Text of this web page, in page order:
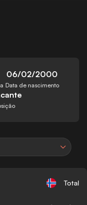
06/02/2000
Data de nascimento
Total